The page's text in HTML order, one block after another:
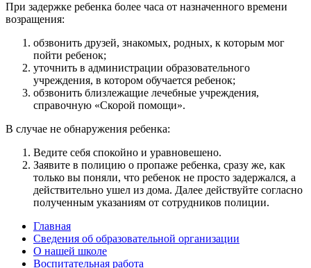
При задержке ребенка более часа от назначенного времени
возращения:
обзвонить друзей, знакомых, родных, к которым мог
пойти ребенок;
уточнить в администрации образовательного
учреждения, в котором обучается ребенок;
обзвонить близлежащие лечебные учреждения,
справочную «Скорой помощи».
В случае не обнаружения ребенка:
Ведите себя спокойно и уравновешено.
Заявите в полицию о пропаже ребенка, сразу же, как
только вы поняли, что ребенок не просто задержался, а
действительно ушел из дома. Далее действуйте согласно
полученным указаниям от сотрудников полиции.
Главная
Сведения об образовательной организации
О нашей школе
Воспитательная работа